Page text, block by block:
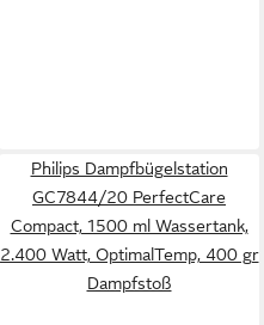
Philips Dampfbügelstation
GC7844/20 PerfectCare
Compact, 1500 ml Wassertank,
2.400 Watt, OptimalTemp, 400 gr
Dampfstoß